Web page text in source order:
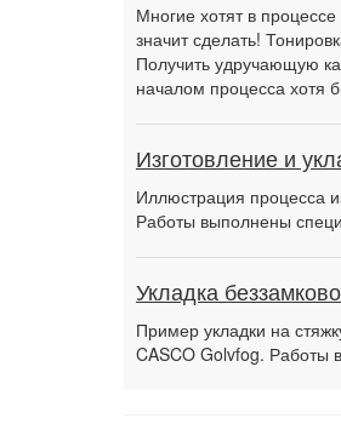
Многие хотят в
значит сделать!
Получить удручающую
началом процесса хотя
Изготовление и
Иллюстрация процесса
Работы выполнены
Укладка
Пример укладки на
CASCO Golvfog.